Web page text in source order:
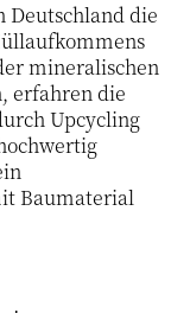
Deutschland die
mineralischen
erfahren die
Upcycling
Baumaterial